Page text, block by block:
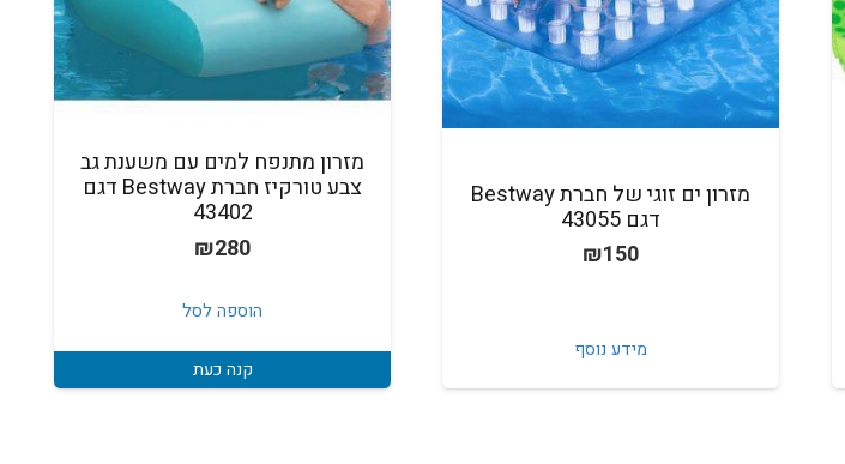
‏מזרון ים זוגי של חברת Bestway
דגם 43055
₪150
מידע נוסף
מזרון מתנפח למים עם משענת גב
צבע טורקיז חברת Bestway דגם
43402
₪280
הוספה לסל
קנה כעת